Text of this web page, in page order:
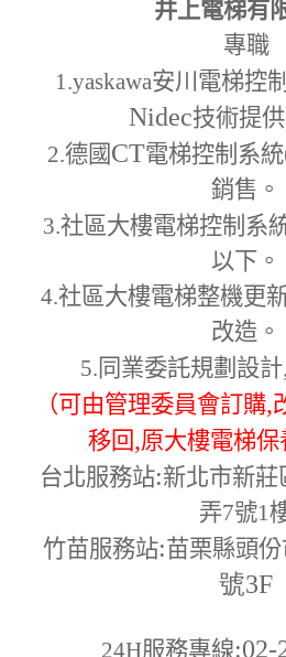
井上電梯有
專職
1.yaskawa安川電梯控
Nidec技術提供
2.德國 CT電梯控制系統
銷售。
3.社區大樓電梯控制系
以下。
4.社區大樓電梯整機更
改造。
5. 同業委託規劃設計,
（可由管理委員會訂購,
移回,原大樓電梯
台北服務站:新北市新莊
弄7號1
竹苗服務站:苗栗縣頭
號3F
24H服務專線:02-